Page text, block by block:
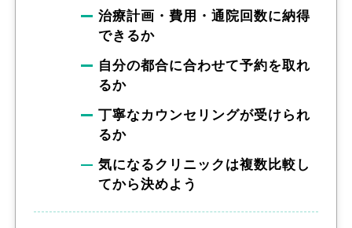
治療計画・費用・通院回数に納得
できるか
自分の都合に合わせて予約を取れ
るか
丁寧なカウンセリングが受けられ
るか
気になるクリニックは複数比較し
てから決めよう